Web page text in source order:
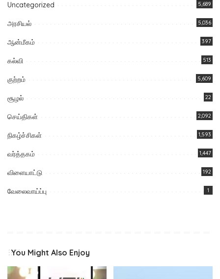
Uncategorized 5,689
அரசியல் 5,036
ஆன்மீகம் 397
கல்வி 513
குற்றம் 5,609
சூழல் 22
செய்திகள் 2,092
நிகழ்ச்சிகள் 1,593
வர்த்தகம் 1,447
விளையாட்டு 192
வேலைவாய்ப்பு 1
You Might Also Enjoy